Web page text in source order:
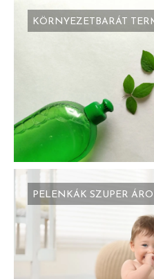
KÖRNYEZETBARÁT
PELENKÁK SZUPER